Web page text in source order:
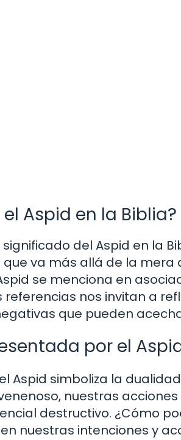
Aspid en la Biblia?
del Aspid en la
va más allá de la mera
se menciona en
referencias nos invitan a
que pueden
por el
Aspid simboliza la
nuestras
destructivo. ¿Cómo
nuestras intenciones y